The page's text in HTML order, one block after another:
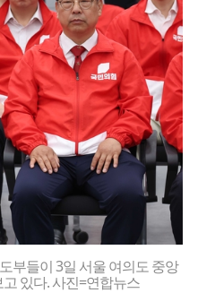
부들이 3일 서울 여의도 중앙
있다. 사진=연합뉴스